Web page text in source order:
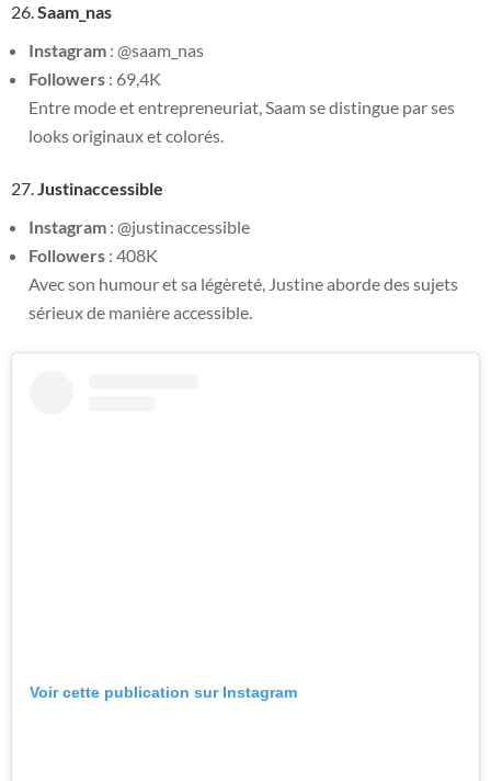
26.Saam_nas
Instagram : @saam_nas
Followers : 69,4K
Entre mode et entrepreneuriat, Saam se distingue par ses
looks originaux et colorés.
27.Justinaccessible
Instagram : @justinaccessible
Followers : 408K
Avec son humour et sa légèreté, Justine aborde des sujets
sérieux de manière accessible.
Voir cette publication sur Instagram